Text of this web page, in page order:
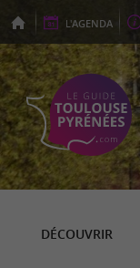
L'AGENDA
DÉCOUVRIR